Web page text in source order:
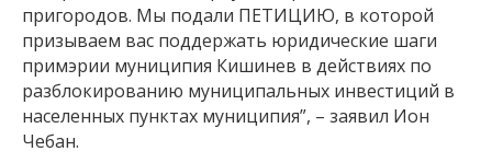
пригородов. Мы подали ПЕТИЦИЮ, в которой
призываем вас поддержать юридические шаги
примэрии муниципия Кишинев в действиях по
разблокированию муниципальных инвестиций в
населенных пунктах муниципия”, – заявил Ион
Чебан.